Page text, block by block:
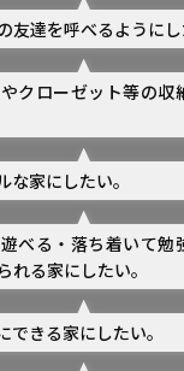
友達を呼べるようにし
クローゼット等の収
な家にしたい。
べる・落ち着いて勉
れる家にしたい。
できる家にしたい。